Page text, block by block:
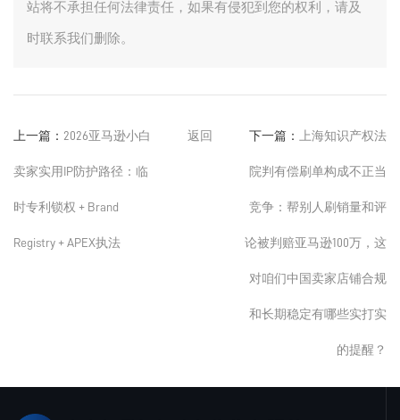
站将不承担任何法律责任，如果有侵犯到您的权利，请及
时联系我们删除。
上一篇： 2026亚马逊小白
卖家实用IP防护路径：临
时专利锁权 + Brand
Registry + APEX执法
返回 下一篇： 上海知识产权法
院判有偿刷单构成不正当
竞争：帮别人刷销量和评
论被判赔亚马逊100万，这
对咱们中国卖家店铺合规
和长期稳定有哪些实打实
的提醒？